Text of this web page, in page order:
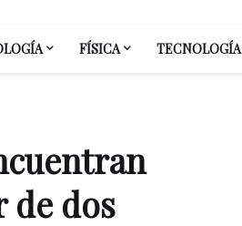
FÍSICA TECNOLOGÍA
de dos